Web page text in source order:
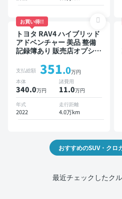
お買い得!!
トヨタ RAV4 ハイブリッド
アドベンチャー 美品 整備
記録簿あり 販売店オプショ
ットモニター デジタルイン
ナーミラー オートクルーズ
スマートキー ETC バック
モニター ドライブレコーダ
ー 衝突軽減
支払総額 351.0万円
本体
340.0万円
諸費用
11.0万円
年式
2022
走行距離
4.0万km
おすすめのSUV・クロ
最近チェックしたク